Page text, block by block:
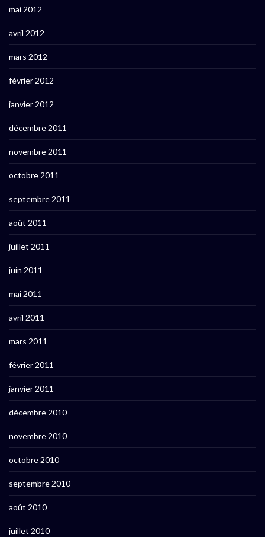
mai 2012
avril 2012
mars 2012
février 2012
janvier 2012
décembre 2011
novembre 2011
octobre 2011
septembre 2011
août 2011
juillet 2011
juin 2011
mai 2011
avril 2011
mars 2011
février 2011
janvier 2011
décembre 2010
novembre 2010
octobre 2010
septembre 2010
août 2010
juillet 2010